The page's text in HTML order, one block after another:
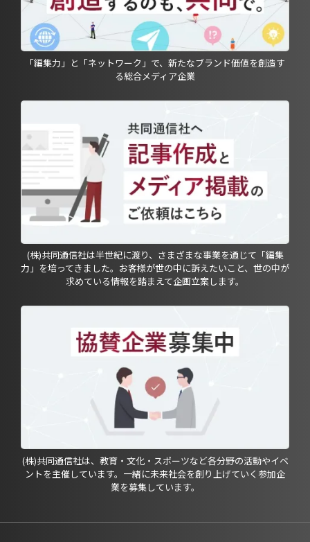
「編集力」と「ネットワーク」で、新たなブランド価値を創造す
る総合メディア企業
(株)共同通信社は半世紀に渡り、さまざまな事業を通じて「編集
力」を培ってきました。お客様が世の中に訴えたいこと、世の中が
求めている情報を踏まえて企画立案します。
(株)共同通信社は、教育・文化・スポーツなど各分野の活動やイベ
ントを主催しています。一緒に未来社会を創り上げていく参加企
業を募集しています。